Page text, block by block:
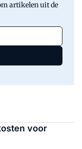
artikelen uit de
voor